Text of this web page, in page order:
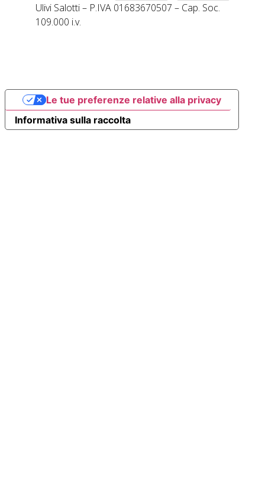
Ulivi Salotti – P.IVA 01683670507 – Cap. Soc.
109.000 i.v.
Informativa sulla raccolta
Le tue preferenze relative alla privacy